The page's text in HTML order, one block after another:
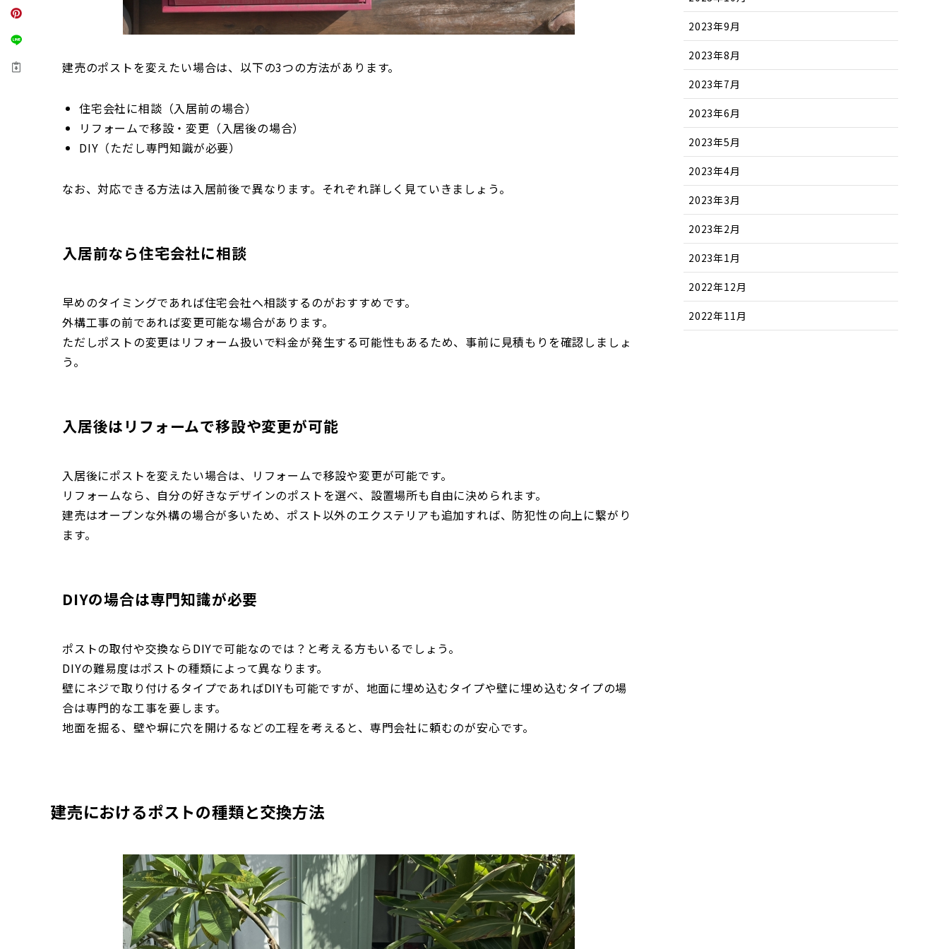
建売のポストを変えたい場合は、以下の3つの方法があります。
住宅会社に相談（入居前の場合）
リフォームで移設・変更（入居後の場合）
DIY（ただし専門知識が必要）
なお、対応できる方法は入居前後で異なります。それぞれ詳しく見ていきましょう。
入居前なら住宅会社に相談
早めのタイミングであれば住宅会社へ相談するのがおすすめです。
外構工事の前であれば変更可能な場合があります。
ただしポストの変更はリフォーム扱いで料金が発生する可能性もあるため、事前に見積もりを確認しましょ
う。
入居後はリフォームで移設や変更が可能
入居後にポストを変えたい場合は、リフォームで移設や変更が可能です。
リフォームなら、自分の好きなデザインのポストを選べ、設置場所も自由に決められます。
建売はオープンな外構の場合が多いため、ポスト以外のエクステリアも追加すれば、防犯性の向上に繋がり
ます。
DIYの場合は専門知識が必要
ポストの取付や交換ならDIYで可能なのでは？と考える方もいるでしょう。
DIYの難易度はポストの種類によって異なります。
壁にネジで取り付けるタイプであればDIYも可能ですが、地面に埋め込むタイプや壁に埋め込むタイプの場
合は専門的な工事を要します。
地面を掘る、壁や塀に穴を開けるなどの工程を考えると、専門会社に頼むのが安心です。
建売におけるポストの種類と交換方法
2023年9月
2023年8月
2023年7月
2023年6月
2023年5月
2023年4月
2023年3月
2023年2月
2023年1月
2022年12月
2022年11月